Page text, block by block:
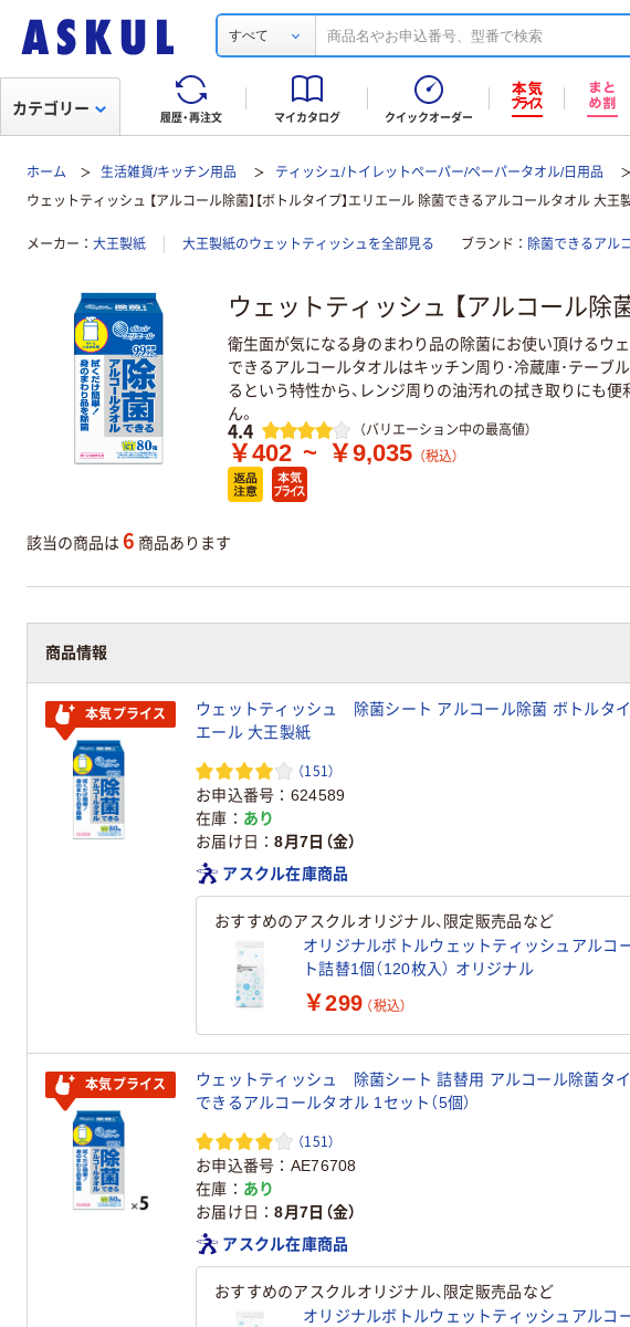
すべて
履歴・再注文 マイカタログ クイックオーダー
カテゴリー
ホーム 生活雑貨/キッチン用品 ティッシュ/トイレットペーパー/ペーパータオル/日用品
ウェットティッシュ 【アルコール除菌】【ボトルタイプ】エリエール 除菌できるアルコールタオル 大王
メーカー 大王製紙 大王製紙のウェットティッシュを全部見る ブランド 除菌できるアル
ウェットティッシュ 【アルコール除
衛生面が気になる身のまわり品の除菌にお使い頂けるウ
できるアルコールタオルはキッチン周り･冷蔵庫･テーブ
るという特性から、レンジ周りの油汚れの拭き取りにも
ん。
レビュー
4.4 （バリエーション中の最高値）
￥402 ~ ￥9,035 （税込）
該当の商品は 6 商品あります
商品情報
本気プライス
ウェットティッシュ 除菌シート アルコール除菌 ボトルタ
エール 大王製紙
（151）
お申込番号
624589
在庫
あり
お届け日
8月7日（金）
アスクル在庫商品
おすすめのアスクルオリジナル、限定販売品など
オリジナルボトルウェットティッシュアルコ
ト詰替1個（120枚入） オリジナル
￥299 （税込）
本気プライス
ウェットティッシュ 除菌シート 詰替用 アルコール除菌タ
できるアルコールタオル 1セット（5個）
（151）
お申込番号
AE76708
在庫
あり
お届け日
8月7日（金）
アスクル在庫商品
おすすめのアスクルオリジナル、限定販売品など
オリジナルボトルウェットティッシュアルコ